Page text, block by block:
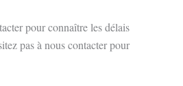
pour connaître les délais
pas à nous contacter pour